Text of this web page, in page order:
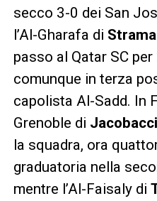
secco 3-0 dei San
l’Al-Gharafa di
passo al Qatar SC per
comunque in terza
capolista Al-Sadd. In
Grenoble di Jacobacci
la squadra, ora
graduatoria nella
mentre l’Al-Faisaly di